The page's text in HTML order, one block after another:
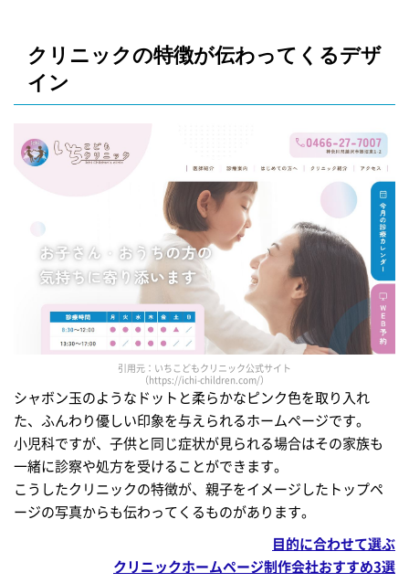
クリニックの特徴が伝わってくるデザ
イン
引用元：いちこどもクリニック公式サイト
（https://ichi-children.com/）
シャボン玉のようなドットと柔らかなピンク色を取り入れ
た、ふんわり優しい印象を与えられるホームページです。
小児科ですが、子供と同じ症状が見られる場合はその家族も
一緒に診察や処方を受けることができます。
こうしたクリニックの特徴が、親子をイメージしたトップペ
ージの写真からも伝わってくるものがあります。
目的に合わせて選ぶ
クリニックホームページ制作会社おすすめ3選